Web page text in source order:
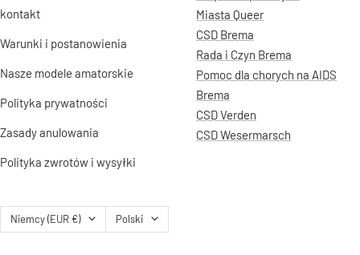
kontakt
Warunki i postanowienia
Nasze modele amatorskie
Polityka prywatności
Zasady anulowania
Polityka zwrotów i wysyłki
Miasta Queer
CSD Brema
Rada i Czyn Brema
Pomoc dla chorych na AIDS
Brema
CSD Verden
CSD Wesermarsch
Kraj/region
Niemcy (EUR €) Język
Polski